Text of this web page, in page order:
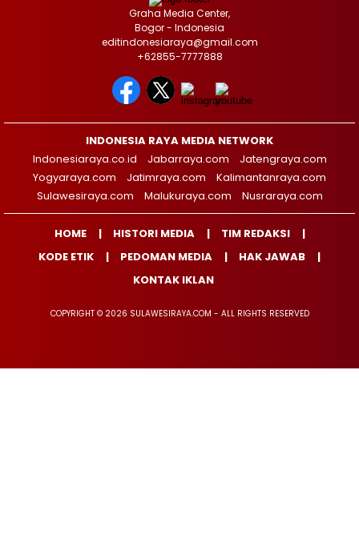
Graha Media Center,
Bogor - Indonesia
editindonesiaraya@gmail.com
+62855-7777888
INDONESIA RAYA MEDIA NETWORK
Indonesiaraya.co.id
Jabarraya.com
Jatengraya.com
Yogyaraya.com
Jatimraya.com
Kalimantanraya.com
Sulawesiraya.com
Malukuraya.com Nusraraya.com
HOME HISTORI MEDIA
TIM REDAKSI
KODE ETIK
PEDOMAN MEDIA
HAK JAWAB
KONTAK IKLAN
COPYRIGHT © 2026 SULAWESIRAYA.COM - ALL RIGHTS RESERVED